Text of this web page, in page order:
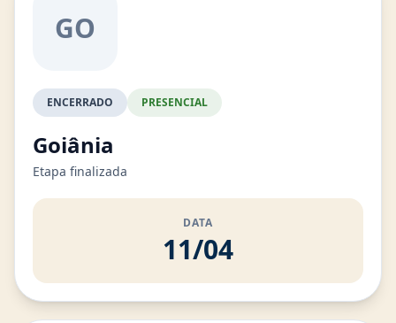
GO
ENCERRADO PRESENCIAL
Goiânia
Etapa finalizada
DATA
11/04